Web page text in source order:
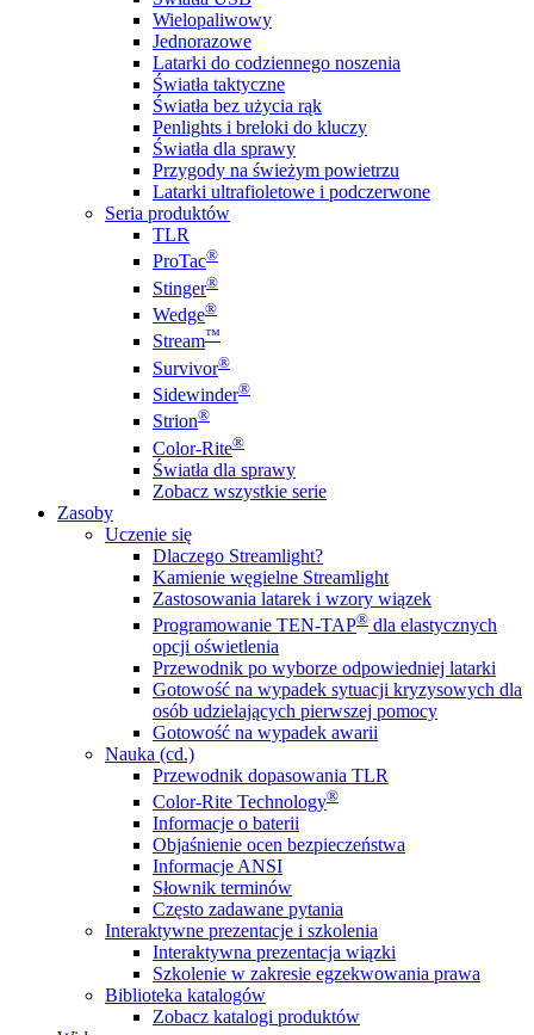
Wielopaliwowy
Jednorazowe
Latarki do codziennego noszenia
Światła taktyczne
Światła bez użycia rąk
Penlights i breloki do kluczy
Światła dla sprawy
Przygody na świeżym powietrzu
Latarki ultrafioletowe i podczerwone
Seria produktów
TLR
ProTac®
Stinger®
Wedge®
Stream™
Survivor®
Sidewinder®
Strion®
Color-Rite®
Światła dla sprawy
Zobacz wszystkie serie
Zasoby
Uczenie się
Dlaczego Streamlight?
Kamienie węgielne Streamlight
Zastosowania latarek i wzory wiązek
Programowanie TEN-TAP® dla elastycznych
opcji oświetlenia
Przewodnik po wyborze odpowiedniej latarki
Gotowość na wypadek sytuacji kryzysowych dla
osób udzielających pierwszej pomocy
Gotowość na wypadek awarii
Nauka (cd.)
Przewodnik dopasowania TLR
Color-Rite Technology®
Informacje o baterii
Objaśnienie ocen bezpieczeństwa
Informacje ANSI
Słownik terminów
Często zadawane pytania
Interaktywne prezentacje i szkolenia
Interaktywna prezentacja wiązki
Szkolenie w zakresie egzekwowania prawa
Biblioteka katalogów
Zobacz katalogi produktów